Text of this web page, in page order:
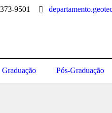
9501
Graduação Pós-Graduação